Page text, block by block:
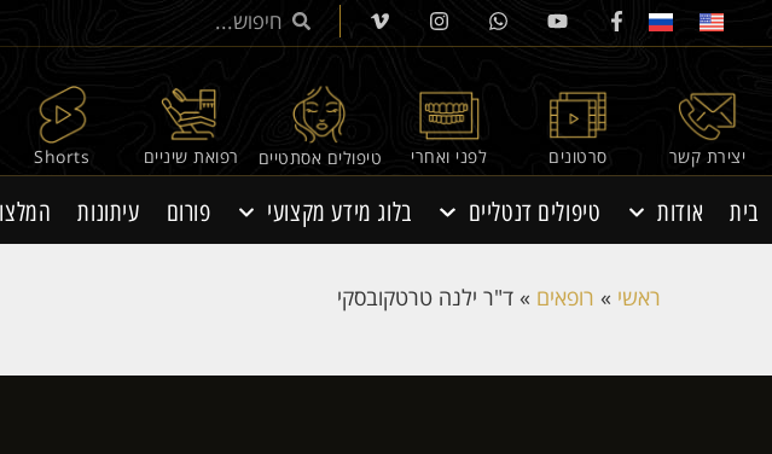
יצירת קשר סרטונים לפני ואחרי טיפולים אסתטיים רפואת שיניים Shorts
בית אודות טיפולים דנטליים בלוג מידע מקצועי פורום עיתונות
ראשי » רופאים » ד"ר ילנה טרטקובסקי